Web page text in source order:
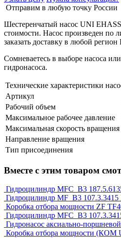
Отправим в любую точку России
Шестеренчатый насос UNI EHASS
стоимости. Насос произведен по
заказать доставку в любой
Сомневаетесь в выборе насоса
гидронасоса.
Технические характеристики
Артикул
Рабочий объем
Максимальное рабочее давление
Максимальная скорость вращения
Направление вращения
Тип присоединения
Вместе с этим товаром
Гидроцилиндр MFC_B3
Гидроцилиндр MF_B3 107.3.3415
Коробка отбора мощности ZF
Гидроцилиндр MFC_B3
Гидронасос аксиально-
Коробка отбора мощности